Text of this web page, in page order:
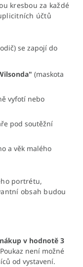
kresbou za každé
účtů
se zapojí do
(maskota
vyfotí nebo
pod soutěžní
a věk malého
portrétu,
obsah budou
v hodnotě 3
není možné
od vystavení.